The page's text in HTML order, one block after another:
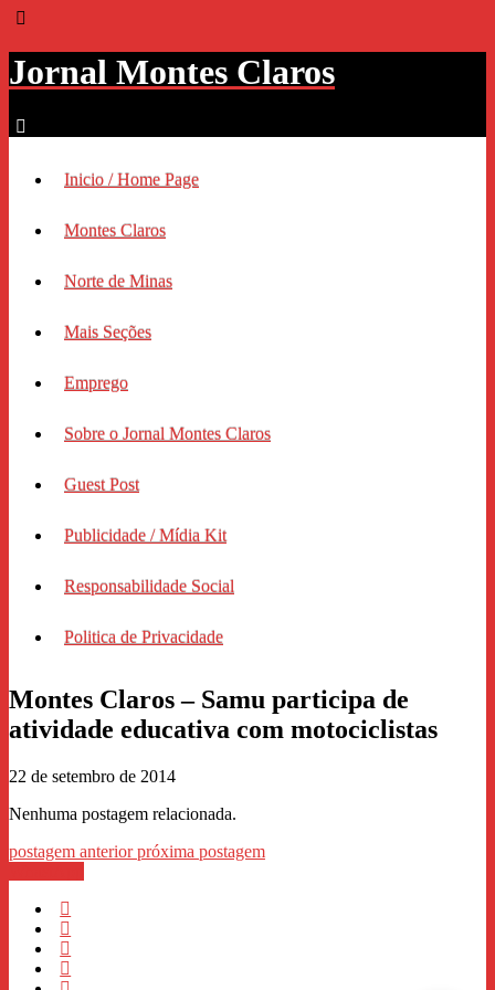
Jornal Montes Claros
Inicio / Home Page
Montes Claros
Norte de Minas
Mais Seções
Emprego
Sobre o Jornal Montes Claros
Guest Post
Publicidade / Mídia Kit
Responsabilidade Social
Politica de Privacidade
Montes Claros – Samu participa de
atividade educativa com motociclistas
22 de setembro de 2014
Nenhuma postagem relacionada.
postagem anteriorpróxima postagem